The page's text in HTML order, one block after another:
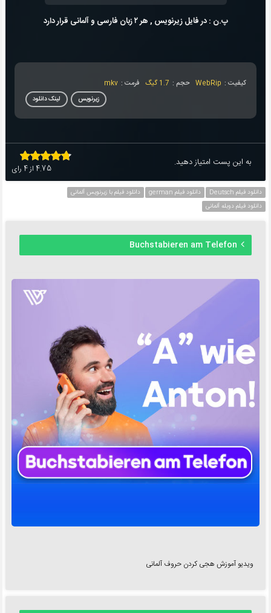
پ.ن : در فایل زیرنویس , هر ۲ زبان فارسی و آلمانی قرار دارد
کیفیت : WebRip حجم : 1.7 گیگ فرمت : mkv
لینک دانلود زیرنویس
به این پست امتیاز دهید. 4.75 از4 رای
دانلود فیلم Deutsch دانلود فیلم german
دانلود فیلم با زیرنویس آلمانی
دانلود فیلم دوبله آلمانی
Buchstabieren am Telefon
ویدیو آموزش هجی کردن حروف آلمانی